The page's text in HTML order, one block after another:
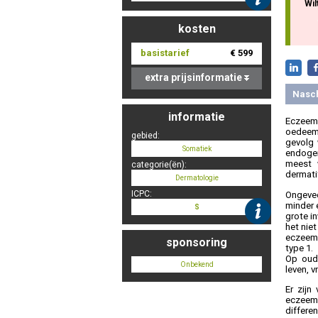
kosten
basistarief € 599
extra prijsinformatie
informatie
gebied:
Somatiek
categorie(ën):
Dermatologie
ICPC:
S
sponsoring
Onbekend
gevolg
meest
minder
grote
het
type 1.
Op
leven,
Er zijn